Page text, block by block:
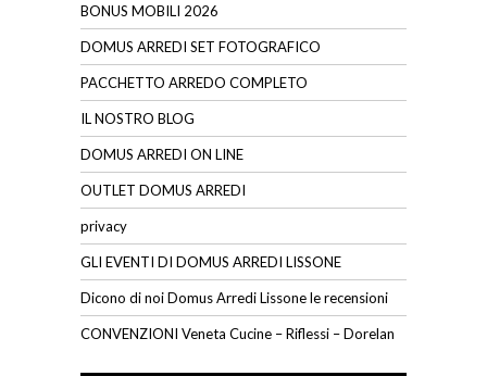
BONUS MOBILI 2026
DOMUS ARREDI SET FOTOGRAFICO
PACCHETTO ARREDO COMPLETO
IL NOSTRO BLOG
DOMUS ARREDI ON LINE
OUTLET DOMUS ARREDI
privacy
GLI EVENTI DI DOMUS ARREDI LISSONE
Dicono di noi Domus Arredi Lissone le recensioni
CONVENZIONI Veneta Cucine – Riflessi – Dorelan